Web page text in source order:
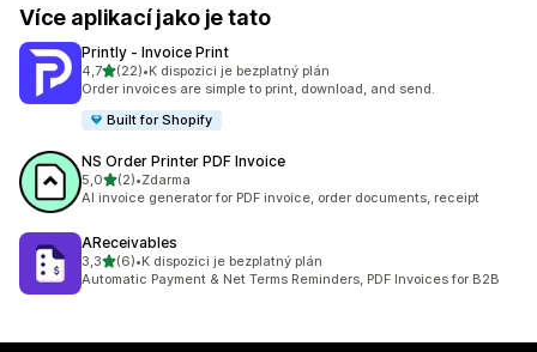
Více aplikací jako je tato
Printly ‑ Invoice Print
4,7z 5 hvězd
(22)
Celkový počet recenzí: 22
•K dispozici je bezplatný plán
Order invoices are simple to print, download, and send.
Built for Shopify
NS Order Printer PDF Invoice
5,0z 5 hvězd
(2)
Celkový počet recenzí: 2
•Zdarma
AI invoice generator for PDF invoice, order documents, receipt
AReceivables
3,3z 5 hvězd
(6)
Celkový počet recenzí: 6
•K dispozici je bezplatný plán
Automatic Payment & Net Terms Reminders, PDF Invoices for B2B